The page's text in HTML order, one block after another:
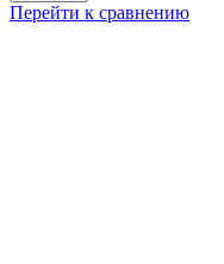
Перейти к сравнению